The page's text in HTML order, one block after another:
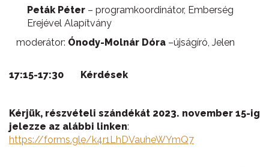
Peták Péter – programkoordinátor, Emberség
Erejével Alapítvány
moderátor: Ónody-Molnár Dóra –újságíró, Jelen
17:15-17:30 Kérdések
Kérjük, részvételi szándékát 2023. november 15-ig
jelezze az alábbi linken:
https://forms.gle/k4r1LhDVauheWYmQ7